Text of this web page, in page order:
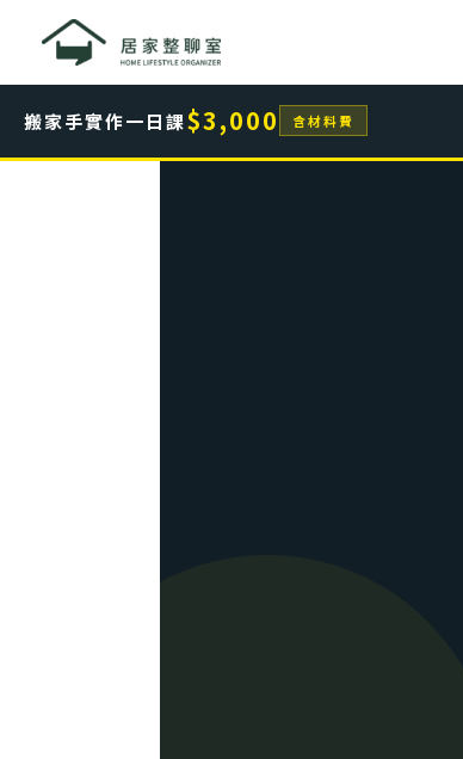
主
搬家手實作一日課$3,000 含材料費